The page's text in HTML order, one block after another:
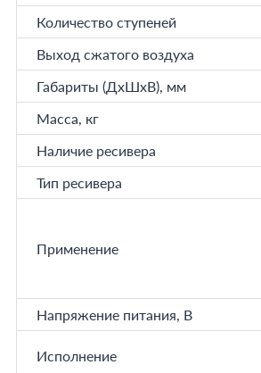
Количество ступеней
Выход сжатого воздуха
Габариты (ДхШхВ), мм
Масса, кг
Наличие ресивера
Тип ресивера
Применение
Напряжение питания, В
Исполнение